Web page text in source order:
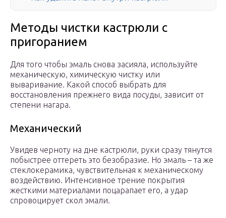
Методы чистки кастрюли с
пригоранием
Для того чтобы эмаль снова засияла, используйте
механическую, химическую чистку или
вываривание. Какой способ выбрать для
восстановления прежнего вида посуды, зависит от
степени нагара.
Механический
Увидев черноту на дне кастрюли, руки сразу тянутся
побыстрее оттереть это безобразие. Но эмаль – та же
стеклокерамика, чувствительная к механическому
воздействию. Интенсивное трение покрытия
жесткими материалами поцарапает его, а удар
спровоцирует скол эмали.